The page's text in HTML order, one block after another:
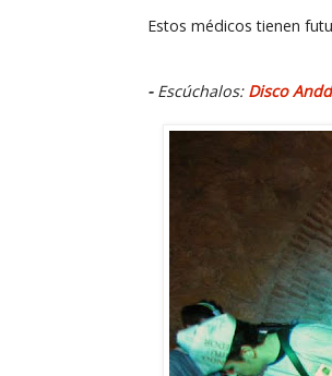
Estos médicos tienen
- Escúchalos: Disco